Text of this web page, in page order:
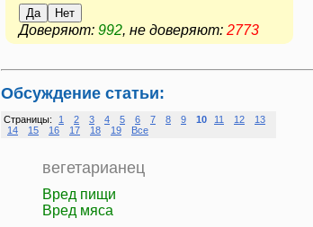
Да Нет
Доверяют: 992, не доверяют: 2773
Обсуждение статьи:
Страницы: 1 2 3 4 5 6 7 8 9 10 11 12
13
14
15 16 17 18 19 Все
вегетарианец
Вред пищи
Вред мяса